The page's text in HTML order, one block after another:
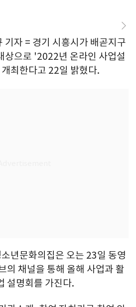
기자 = 경기 시흥시가 배곧지구
상으로 '2022년 온라인 사업설
최한다고 22일 밝혔다.
년문화의집은 오는 23일 동영
의 채널을 통해 올해 사업과 활
설명회를 가진다.